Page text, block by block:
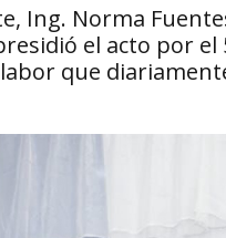
Ing. Norma
el acto por
que